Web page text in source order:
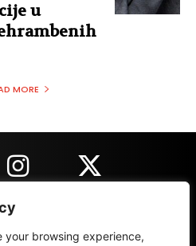
your browsing experience,
u
MORE
INFORMACIJE